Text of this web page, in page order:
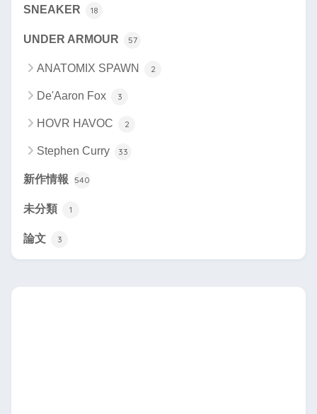
SNEAKER 18
UNDER ARMOUR 57
ANATOMIX SPAWN 2
De'Aaron Fox 3
HOVR HAVOC 2
Stephen Curry 33
新作情報 540
未分類 1
論文 3